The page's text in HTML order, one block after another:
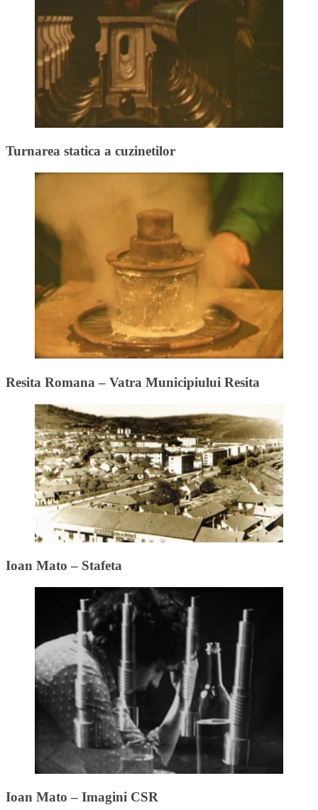
Turnarea statica a cuzinetilor
Resita Romana – Vatra Municipiului Resita
Ioan Mato – Stafeta
Ioan Mato – Imagini CSR